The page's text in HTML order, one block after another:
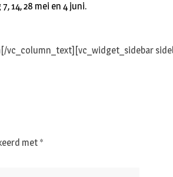
14, 28 mei en 4 juni.
[/vc_column_text][vc_widget_sidebar
met *